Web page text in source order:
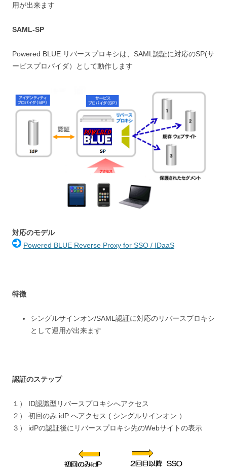
用が出来ます
SAML-SP
Powered BLUE リバースプロキシは、SAML認証に対応のSP(サ
ービスプロバイダ）として動作します
対応のモデル
Powered BLUE Reverse Proxy for SSO / IDaaS
特徴
シングルサインオン/SAML認証に対応のリバースプロキシ
として運用が出来ます
認証のステップ
１） ID認識型リバースプロキシへアクセス
２） 初回のみ idP へアクセス ( シングルサインオン ）
３） idPの認証後にリバースプロキシ先のWebサイトの表示